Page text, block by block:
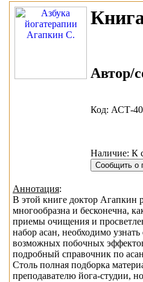
Автор/
Код: АСТ-
Наличие: К
Аннотация:
В этой книге доктор Агапкин
многообразна и бесконечна,
приемы очищения и
набор асан, необходимо
возможных побочных
подробный справочник по
Столь полная подборка
преподавателю йога-студии,